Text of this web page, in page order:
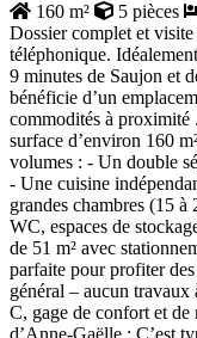
160 m² 5 pièces
Dossier complet et
téléphonique.
9 minutes de Saujon et
bénéficie d’un
commodités à proximité
surface d’environ 160
volumes : - Un double
- Une cuisine
grandes chambres (15 à
WC, espaces de
de 51 m² avec
parfaite pour profiter
général – aucun travaux
C, gage de confort et de